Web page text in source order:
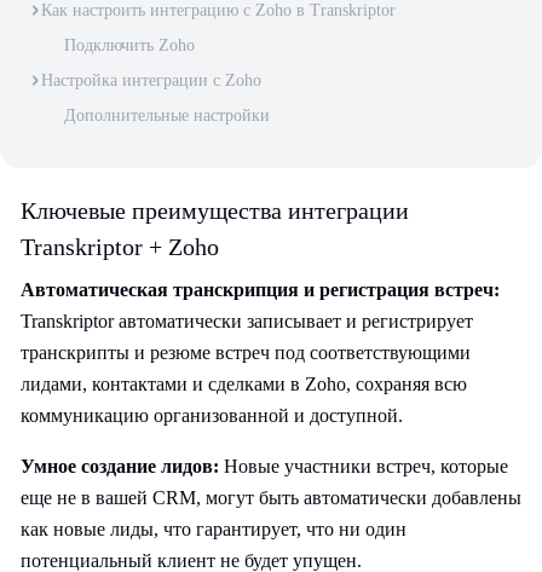
Как настроить интеграцию с Zoho в Transkriptor
Подключить Zoho
Настройка интеграции с Zoho
Дополнительные настройки
Ключевые преимущества интеграции
Transkriptor + Zoho
Автоматическая транскрипция и регистрация встреч:
Transkriptor автоматически записывает и регистрирует
транскрипты и резюме встреч под соответствующими
лидами, контактами и сделками в Zoho, сохраняя всю
коммуникацию организованной и доступной.
Умное создание лидов: Новые участники встреч, которые
еще не в вашей CRM, могут быть автоматически добавлены
как новые лиды, что гарантирует, что ни один
потенциальный клиент не будет упущен.